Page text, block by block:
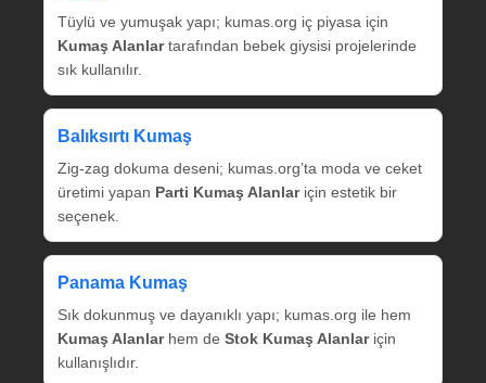
Tüylü ve yumuşak yapı; kumas.org iç piyasa için
Kumaş Alanlartarafından bebek giysisi projelerinde
sık kullanılır.
Balıksırtı Kumaş
Zig‑zag dokuma deseni; kumas.org’ta moda ve ceket
üretimi yapan Parti Kumaş Alanlariçin estetik bir
seçenek.
Panama Kumaş
Sık dokunmuş ve dayanıklı yapı; kumas.org ile hem
Kumaş Alanlarhem de Stok Kumaş Alanlariçin
kullanışlıdır.